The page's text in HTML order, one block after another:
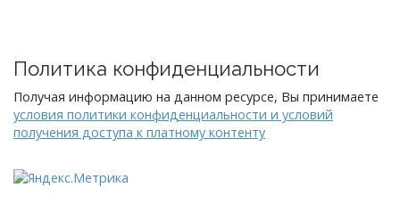
Политика конфиденциальности
Получая информацию на данном ресурсе, Вы принимаете
условия политики конфиденциальности и условий
получения доступа к платному контенту